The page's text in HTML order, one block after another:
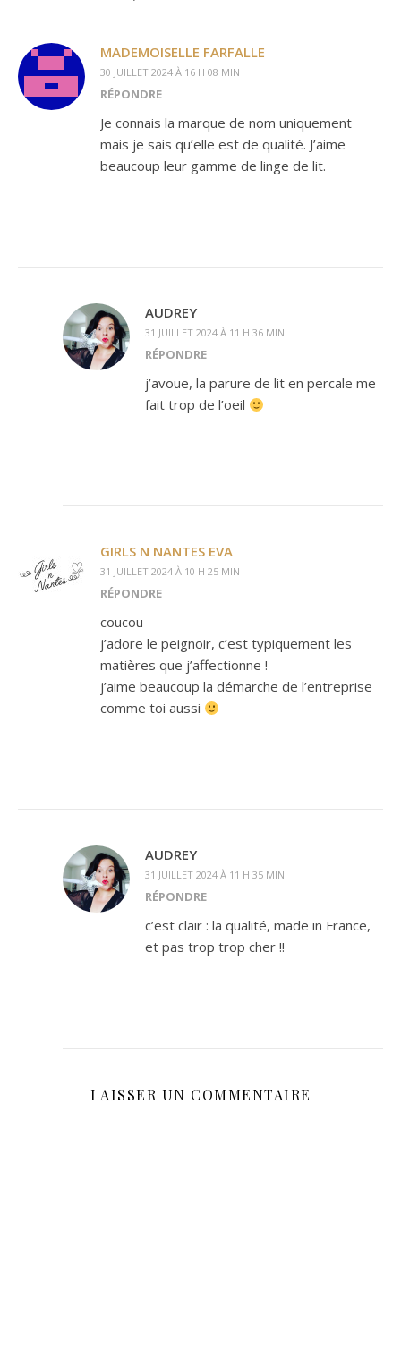
MADEMOISELLE FARFALLE
30 JUILLET 2024 À 16 H 08 MIN
RÉPONDRE
Je connais la marque de nom uniquement
mais je sais qu’elle est de qualité. J’aime
beaucoup leur gamme de linge de lit.
AUDREY
31 JUILLET 2024 À 11 H 36 MIN
RÉPONDRE
j’avoue, la parure de lit en percale me
fait trop de l’oeil
GIRLS N NANTES EVA
31 JUILLET 2024 À 10 H 25 MIN
RÉPONDRE
coucou
j’adore le peignoir, c’est typiquement les
matières que j’affectionne !
j’aime beaucoup la démarche de l’entreprise
comme toi aussi
AUDREY
31 JUILLET 2024 À 11 H 35 MIN
RÉPONDRE
c’est clair : la qualité, made in France,
et pas trop trop cher !!
LAISSER UN COMMENTAIRE